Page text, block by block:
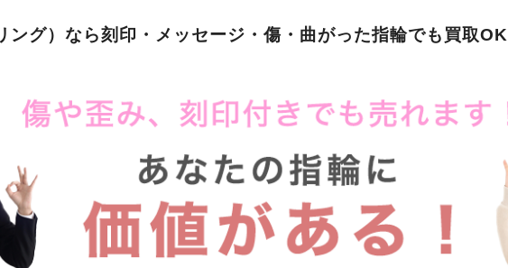
ング）なら刻印・メッセージ・傷・曲がった指輪でも買取OK